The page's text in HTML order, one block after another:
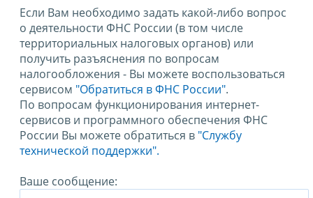
Если Вам необходимо задать какой-либо вопрос
о деятельности ФНС России (в том числе
территориальных налоговых органов) или
получить разъяснения по вопросам
налогообложения - Вы можете воспользоваться
сервисом "Обратиться в ФНС России".
По вопросам функционирования интернет-
сервисов и программного обеспечения ФНС
России Вы можете обратиться в "Службу
технической поддержки".
Ваше сообщение: